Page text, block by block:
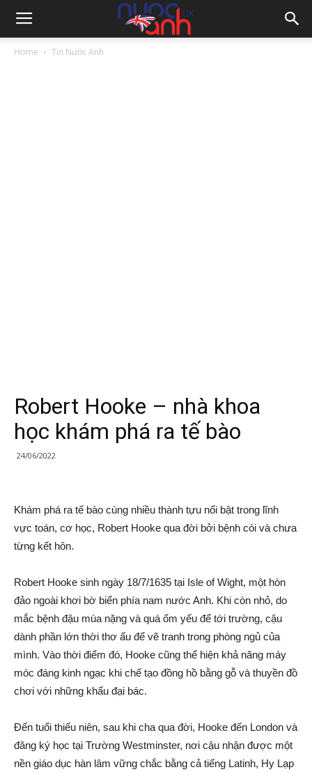
Home Tin Nước Anh
Robert Hooke – nhà khoa
học khám phá ra tế bào
24/06/2022
Khám phá ra tế bào cùng nhiều thành tựu nổi bật trong lĩnh
vực toán, cơ học, Robert Hooke qua đời bởi bệnh còi và chưa
từng kết hôn.
Robert Hooke sinh ngày 18/7/1635 tại Isle of Wight, một hòn
đảo ngoài khơi bờ biển phía nam nước Anh. Khi còn nhỏ, do
mắc bệnh đậu mùa nặng và quá ốm yếu để tới trường, cậu
dành phần lớn thời thơ ấu để vẽ tranh trong phòng ngủ của
mình. Vào thời điểm đó, Hooke cũng thể hiện khả năng máy
móc đáng kinh ngạc khi chế tạo đồng hồ bằng gỗ và thuyền đồ
chơi với những khẩu đại bác.
Đến tuổi thiếu niên, sau khi cha qua đời, Hooke đến London và
đăng ký học tại Trường Westminster, nơi cậu nhận được một
nền giáo dục hàn lâm vững chắc bằng cả tiếng Latinh, Hy Lạp